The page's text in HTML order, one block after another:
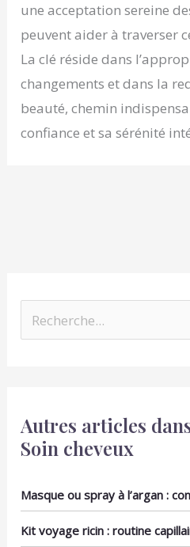
une acceptation sereine
peuvent aider à traverser
La clé réside dans
changements et dans la
beauté, chemin
confiance et sa sérénité
Autres articles
Soin cheveux
Masque ou spray à l’argan :
Kit voyage ricin : routine